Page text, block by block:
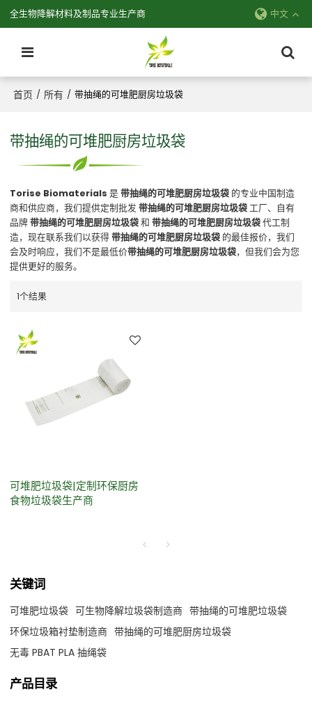
全生物降解材料及制品专业生产商 中文
首页 / 所有 / 带抽绳的可堆肥厨房垃圾袋
带抽绳的可堆肥厨房垃圾袋
Torise Biomaterials 是带抽绳的可堆肥厨房垃圾袋 的专业中国制造
商和供应商，我们提供定制批发带抽绳的可堆肥厨房垃圾袋工厂、自有
品牌带抽绳的可堆肥厨房垃圾袋和带抽绳的可堆肥厨房垃圾袋代工制
造，现在联系我们以获得带抽绳的可堆肥厨房垃圾袋 的最佳报价，我们
会及时响应，我们不是最低价带抽绳的可堆肥厨房垃圾袋，但我们会为您
提供更好的服务。
1个结果
可堆肥垃圾袋|定制环保厨房
食物垃圾袋生产商
关键词
可堆肥垃圾袋 可生物降解垃圾袋制造商 带抽绳的可堆肥垃圾袋
环保垃圾箱衬垫制造商 带抽绳的可堆肥厨房垃圾袋
无毒 PBAT PLA 抽绳袋
产品目录